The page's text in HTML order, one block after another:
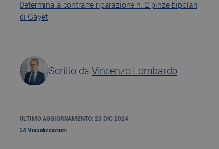
Determina a contrarre riparazione n. 2 pinze bipolari
di Gayet
Scritto da Vincenzo Lombardo
ULTIMO AGGIORNAMENTO: 23 DIC 2024
24 Visualizzazioni